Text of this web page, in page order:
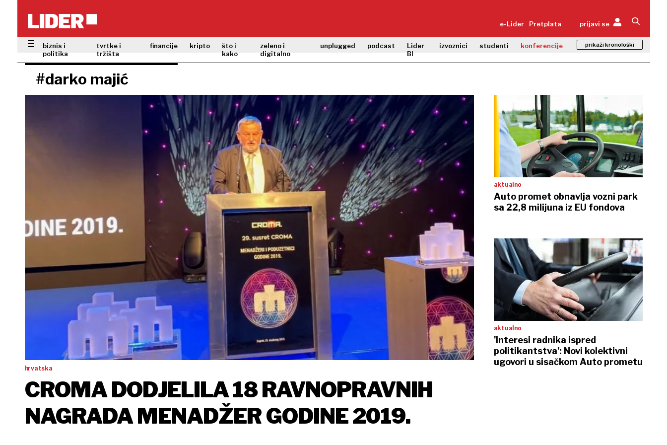
e-Lider Pretplata prijavi se
biznis i
politika
tvrtke i
tržišta
financije kripto
što i
kako
zeleno i
digitalno
unplugged podcast
Lider
BI
izvoznici studenti konferencije prikaži kronološki
#darko majić
hrvatska
CROMA DODJELILA 18 RAVNOPRAVNIH
NAGRADA MENADŽER GODINE 2019.
aktualno
Auto promet obnavlja vozni park
sa 22,8 milijuna iz EU fondova
aktualno
'Interesi radnika ispred
politikantstva': Novi kolektivni
ugovori u sisačkom Auto prometu